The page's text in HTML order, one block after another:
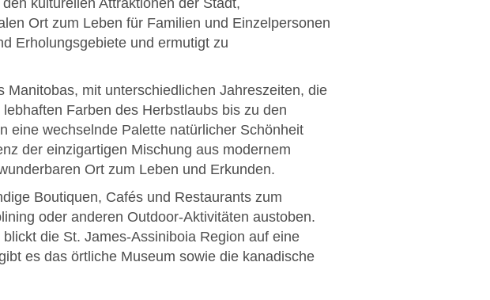
Ort zum Leben für Familien und Einzelpersonen
Erholungsgebiete und ermutigt zu
mit unterschiedlichen Jahreszeiten, die
Farben des Herbstlaubs bis zu den
eine wechselnde Palette natürlicher Schönheit
der einzigartigen Mischung aus modernem
Ort zum Leben und Erkunden.
Boutiquen, Cafés und Restaurants zum
oder anderen Outdoor-Aktivitäten austoben.
die St. James-Assiniboia Region auf eine
es das örtliche Museum sowie die kanadische